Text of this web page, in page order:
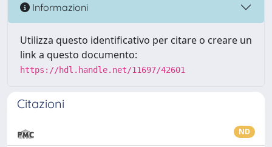
Informazioni
Utilizza questo identificativo per citare o creare un
link a questo documento:
https://hdl.handle.net/11697/42601
Citazioni
ND